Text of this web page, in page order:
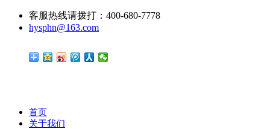
客服热线请拨打：400-680-7778
hysphn@163.com
首页
关于我们